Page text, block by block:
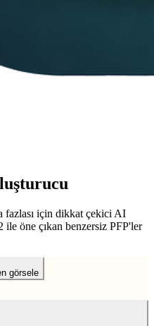
fazlası için dikkat çekici AI
öne çıkan benzersiz PFP'ler
görsele